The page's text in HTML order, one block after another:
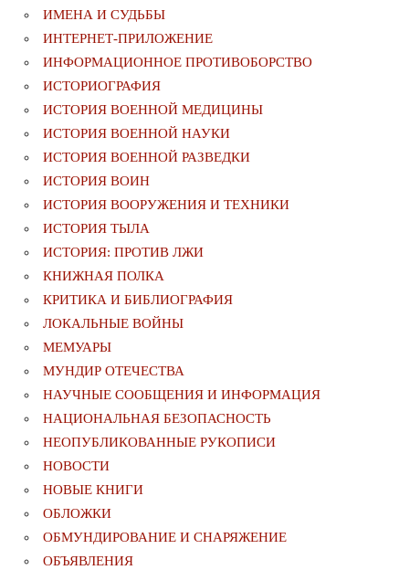
ИМЕНА И СУДЬБЫ
ИНТЕРНЕТ-ПРИЛОЖЕНИЕ
ИНФОРМАЦИОННОЕ ПРОТИВОБОРСТВО
ИСТОРИОГРАФИЯ
ИСТОРИЯ ВОЕННОЙ МЕДИЦИНЫ
ИСТОРИЯ ВОЕННОЙ НАУКИ
ИСТОРИЯ ВОЕННОЙ РАЗВЕДКИ
ИСТОРИЯ ВОИН
ИСТОРИЯ ВООРУЖЕНИЯ И ТЕХНИКИ
ИСТОРИЯ ТЫЛА
ИСТОРИЯ: ПРОТИВ ЛЖИ
КНИЖНАЯ ПОЛКА
КРИТИКА И БИБЛИОГРАФИЯ
ЛОКАЛЬНЫЕ ВОЙНЫ
МЕМУАРЫ
МУНДИР ОТЕЧЕСТВА
НАУЧНЫЕ СООБЩЕНИЯ И ИНФОРМАЦИЯ
НАЦИОНАЛЬНАЯ БЕЗОПАСНОСТЬ
НЕОПУБЛИКОВАННЫЕ РУКОПИСИ
НОВОСТИ
НОВЫЕ КНИГИ
ОБЛОЖКИ
ОБМУНДИРОВАНИЕ И СНАРЯЖЕНИЕ
ОБЪЯВЛЕНИЯ